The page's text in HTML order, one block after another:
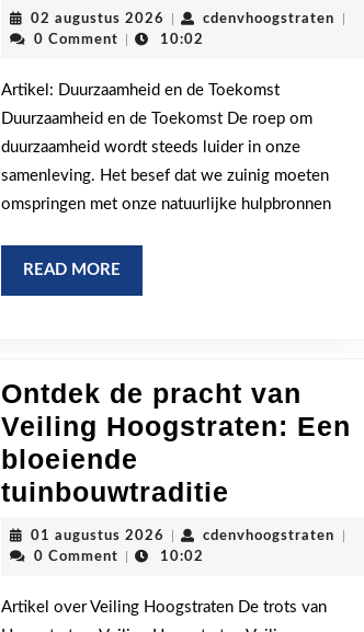
Bouwen
aan
Groenere
Toekomst
02 augustus 2026 02
augustus
cdenvhoogstraten
0 Comment 10:02
Artikel: Duurzaamheid en de Toekomst
Duurzaamheid en de Toekomst De roep om
duurzaamheid wordt steeds luider in onze
samenleving. Het besef dat we zuinig moeten
omspringen met onze natuurlijke hulpbronnen
READ MORE
MORE
Ontdek de pracht van
Veiling Hoogstraten: Een
bloeiende
tuinbouwtraditie
de
Veiling
01 augustus 2026 01
augustus
cdenvhoogstraten
0 Comment 10:02
Artikel over Veiling Hoogstraten De trots van